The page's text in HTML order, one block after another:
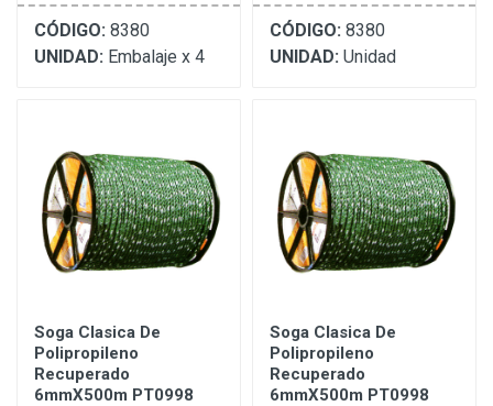
CÓDIGO: 8380
UNIDAD: Embalaje x 4
CÓDIGO: 8380
UNIDAD: Unidad
Soga Clasica De
Polipropileno
Recuperado
6mmX500m PT0998
Soga Clasica De
Polipropileno
Recuperado
6mmX500m PT0998